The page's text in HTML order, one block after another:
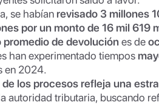
se habían revisado 3 millones
por un monto de 16 mil 619
promedio de devoluciónes de
han experimentado tiempos
en 2024.
los procesos refleja una
autoridad tributaria, buscando